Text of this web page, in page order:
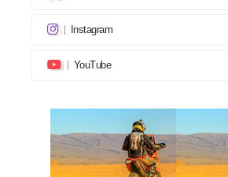
Instagram
YouTube